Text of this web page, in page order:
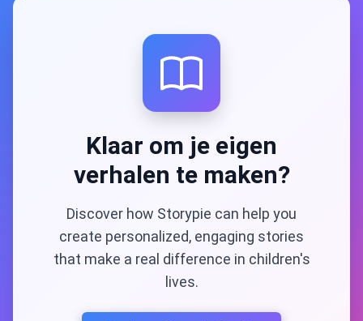
Klaar om je eigen
verhalen te maken?
Discover how Storypie can help you
create personalized, engaging stories
that make a real difference in children's
lives.